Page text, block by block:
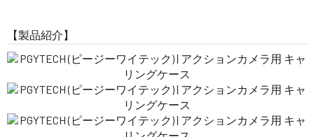
【製品紹介】